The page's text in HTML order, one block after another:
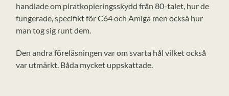
handlade om piratkopieringsskydd från 80-talet, hur de
fungerade, specifikt för C64 och Amiga men också hur
man tog sig runt dem.
Den andra föreläsningen var om svarta hål vilket också
var utmärkt. Båda mycket uppskattade.